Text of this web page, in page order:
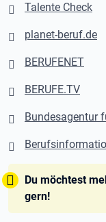
Talente Check
planet-beruf.de
BERUFENET
BERUFE.TV
Bundesagentur
Tipp:
Du möchtest
gern!